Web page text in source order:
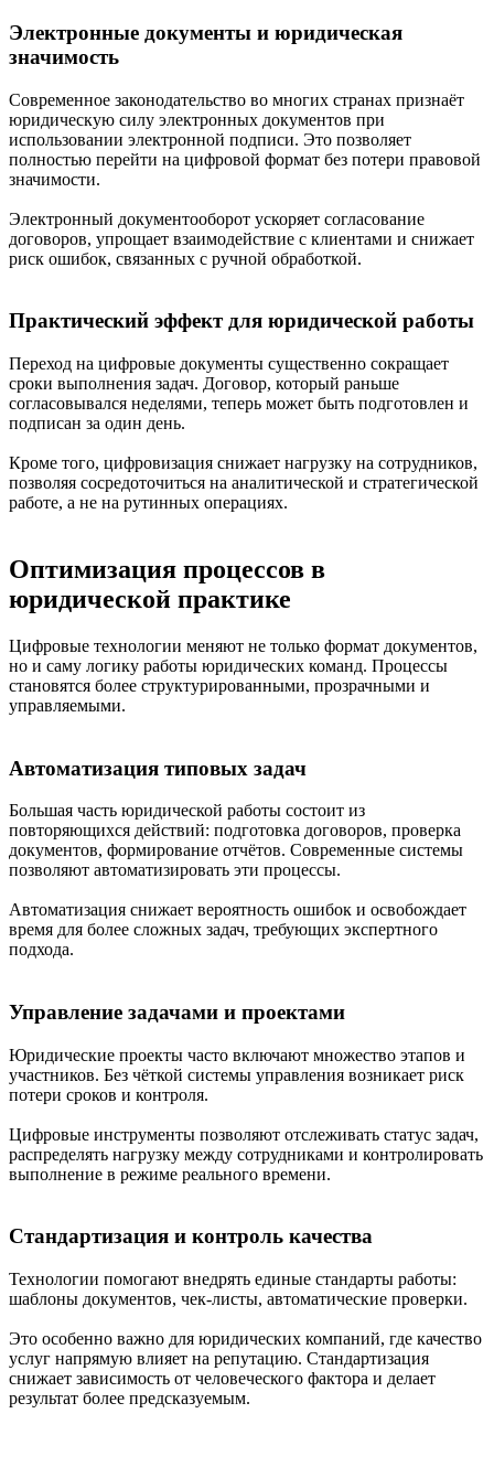
Электронные документы и юридическая
значимость
Современное законодательство во многих странах признаёт
юридическую силу электронных документов при
использовании электронной подписи. Это позволяет
полностью перейти на цифровой формат без потери правовой
значимости.
Электронный документооборот ускоряет согласование
договоров, упрощает взаимодействие с клиентами и снижает
риск ошибок, связанных с ручной обработкой.
Практический эффект для юридической работы
Переход на цифровые документы существенно сокращает
сроки выполнения задач. Договор, который раньше
согласовывался неделями, теперь может быть подготовлен и
подписан за один день.
Кроме того, цифровизация снижает нагрузку на сотрудников,
позволяя сосредоточиться на аналитической и стратегической
работе, а не на рутинных операциях.
Оптимизация процессов в
юридической практике
Цифровые технологии меняют не только формат документов,
но и саму логику работы юридических команд. Процессы
становятся более структурированными, прозрачными и
управляемыми.
Автоматизация типовых задач
Большая часть юридической работы состоит из
повторяющихся действий: подготовка договоров, проверка
документов, формирование отчётов. Современные системы
позволяют автоматизировать эти процессы.
Автоматизация снижает вероятность ошибок и освобождает
время для более сложных задач, требующих экспертного
подхода.
Управление задачами и проектами
Юридические проекты часто включают множество этапов и
участников. Без чёткой системы управления возникает риск
потери сроков и контроля.
Цифровые инструменты позволяют отслеживать статус задач,
распределять нагрузку между сотрудниками и контролировать
выполнение в режиме реального времени.
Стандартизация и контроль качества
Технологии помогают внедрять единые стандарты работы:
шаблоны документов, чек-листы, автоматические проверки.
Это особенно важно для юридических компаний, где качество
услуг напрямую влияет на репутацию. Стандартизация
снижает зависимость от человеческого фактора и делает
результат более предсказуемым.